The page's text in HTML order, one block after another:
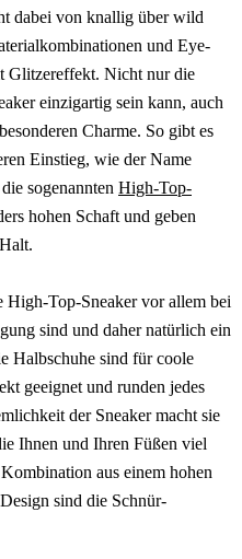
dabei von knallig über wild
und Eye-
Glitzereffekt. Nicht nur die
einzigartig sein kann, auch
Charme. So gibt es
Einstieg, wie der Name
sogenannten High-Top-
hohen Schaft und geben
High-Top-Sneaker vor allem bei
sind und daher natürlich ein
Halbschuhe sind für coole
geeignet und runden jedes
der Sneaker macht sie
Ihnen und Ihren Füßen viel
aus einem hohen
sind die Schnür-